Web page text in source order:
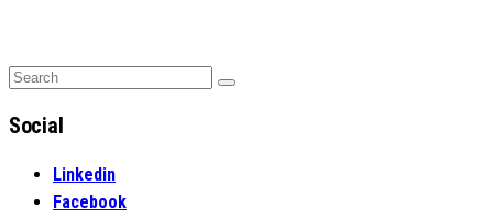
Search
Search
Social
Linkedin
Facebook